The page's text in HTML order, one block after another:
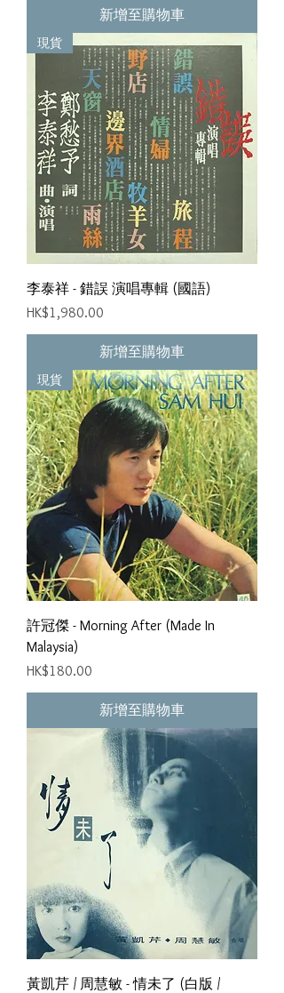
新增至購物車
現貨
李泰祥 - 錯誤 演唱專輯 (國語)
價格
HK$1,980.00
新增至購物車
現貨
許冠傑 - Morning After (Made In
Malaysia)
價格
HK$180.00
新增至購物車
黃凱芹 / 周慧敏 - 情未了 (白版 /